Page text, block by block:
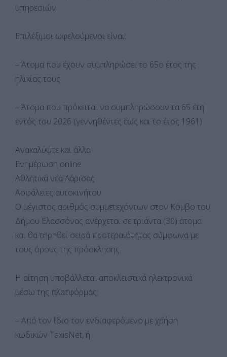
υπηρεσιών
Επιλέξιμοι ωφελούμενοι είναι:
– Άτομα που έχουν συμπληρώσει το 65ο έτος της
ηλικίας τους
– Άτομα που πρόκειται να συμπληρώσουν τα 65 έτη
εντός του 2026 (γεννηθέντες έως και το έτος 1961)
Ανακαλύψτε και άλλα
Ενημέρωση online
Αθλητικά νέα Λάρισας
Ασφάλειες αυτοκινήτου
Ο μέγιστος αριθμός συμμετεχόντων στον Κόμβο του
Δήμου Ελασσόνας ανέρχεται σε τριάντα (30) άτομα
και θα τηρηθεί σειρά προτεραιότητας σύμφωνα με
τους όρους της πρόσκλησης.
Η αίτηση υποβάλλεται αποκλειστικά ηλεκτρονικά
μέσω της πλατφόρμας:
– Από τον ίδιο τον ενδιαφερόμενο με χρήση
κωδικών TaxisNet, ή